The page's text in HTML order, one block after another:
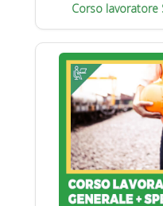
Corso lavoratore